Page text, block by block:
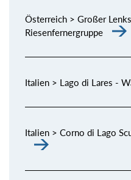
Österreich > Großer
Riesenfernergruppe
Italien > Lago di Lares -
Italien > Corno di Lago